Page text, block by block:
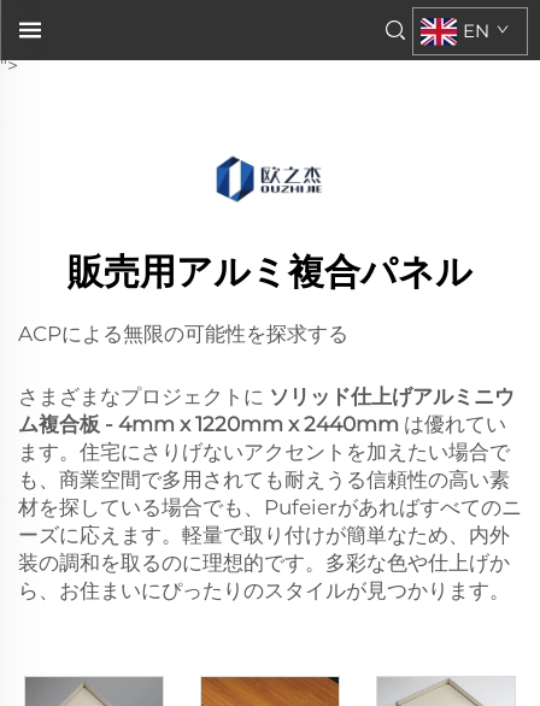
ソリッドフィニッシュ 4mmアルミニウム複合板 - 4mm
1220mm x 2440mm (122cm x 244cm)
">
EN
販売用アルミ複合パネル
ACPによる無限の可能性を探求する
さまざまなプロジェクトに ソリッド仕上げアルミニウ
ム複合板 - 4mm x 1220mm x 2440mm は優れてい
ます。住宅にさりげないアクセントを加えたい場合で
も、商業空間で多用されても耐えうる信頼性の高い素
材を探している場合でも、Pufeierがあればすべてのニ
ーズに応えます。軽量で取り付けが簡単なため、内外
装の調和を取るのに理想的です。多彩な色や仕上げか
ら、お住まいにぴったりのスタイルが見つかります。